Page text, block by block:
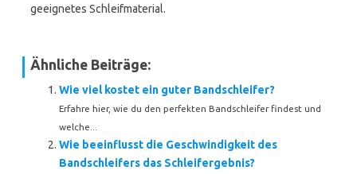
geeignetes Schleifmaterial.
Ähnliche Beiträge:
Wie viel kostet ein guter Bandschleifer?
Erfahre hier, wie du den perfekten Bandschleifer findest und
welche...
Wie beeinflusst die Geschwindigkeit des
Bandschleifers das Schleifergebnis?